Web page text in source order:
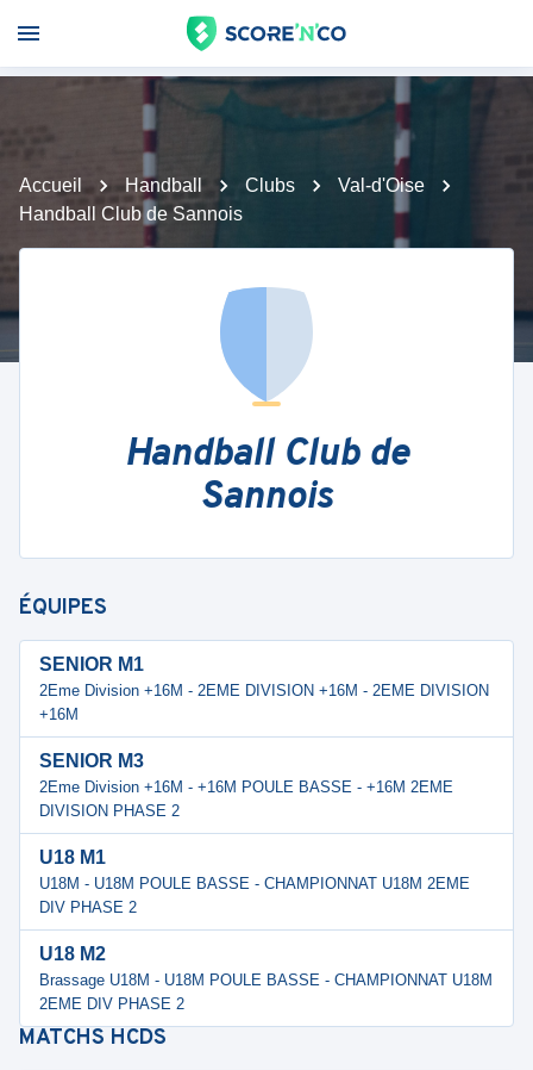
Accueil Handball Clubs
Val-d'Oise
Handball Club de Sannois
Handball Club de
Sannois
ÉQUIPES
SENIOR M1
2Eme Division +16M - 2EME DIVISION +16M - 2EME DIVISION
+16M
SENIOR M3
2Eme Division +16M - +16M POULE BASSE - +16M 2EME
DIVISION PHASE 2
U18 M1
U18M - U18M POULE BASSE - CHAMPIONNAT U18M 2EME
DIV PHASE 2
U18 M2
Brassage U18M - U18M POULE BASSE - CHAMPIONNAT U18M
2EME DIV PHASE 2
MATCHS HCDS